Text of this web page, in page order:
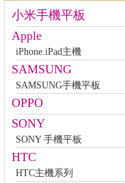
小米手機平板
Apple
iPhone.iPad主機
SAMSUNG
SAMSUNG手機平板
OPPO
SONY
SONY 手機平板
HTC
HTC主機系列